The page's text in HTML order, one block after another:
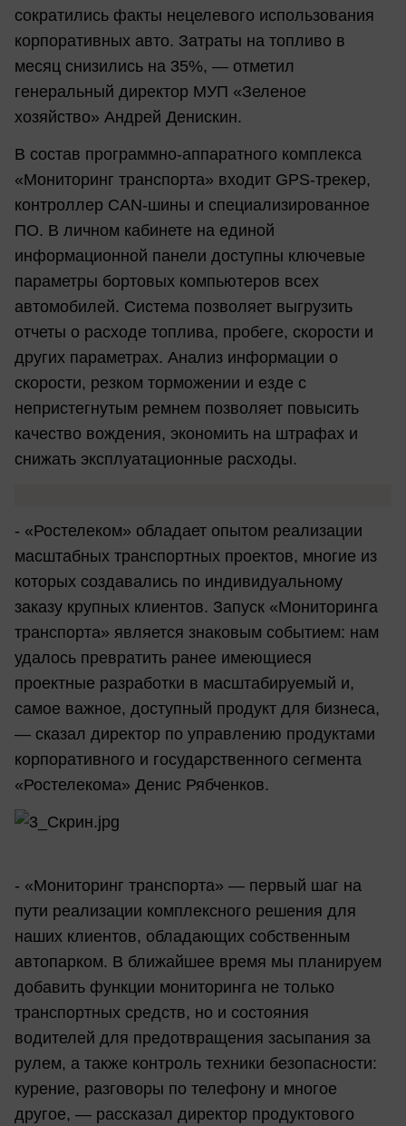
сократились факты нецелевого использования
корпоративных авто. Затраты на топливо в
месяц снизились на 35%, — отметил
генеральный директор МУП «Зеленое
хозяйство» Андрей Денискин.
В состав программно-аппаратного комплекса
«Мониторинг транспорта» входит GPS-трекер,
контроллер CAN-шины и специализированное
ПО. В личном кабинете на единой
информационной панели доступны ключевые
параметры бортовых компьютеров всех
автомобилей. Система позволяет выгрузить
отчеты о расходе топлива, пробеге, скорости и
других параметрах. Анализ информации о
скорости, резком торможении и езде с
непристегнутым ремнем позволяет повысить
качество вождения, экономить на штрафах и
снижать эксплуатационные расходы.
- «Ростелеком» обладает опытом реализации
масштабных транспортных проектов, многие из
которых создавались по индивидуальному
заказу крупных клиентов. Запуск «Мониторинга
транспорта» является знаковым событием: нам
удалось превратить ранее имеющиеся
проектные разработки в масштабируемый и,
самое важное, доступный продукт для бизнеса,
— сказал директор по управлению продуктами
корпоративного и государственного сегмента
«Ростелекома» Денис Рябченков.
- «Мониторинг транспорта» — первый шаг на
пути реализации комплексного решения для
наших клиентов, обладающих собственным
автопарком. В ближайшее время мы планируем
добавить функции мониторинга не только
транспортных средств, но и состояния
водителей для предотвращения засыпания за
рулем, а также контроль техники безопасности:
курение, разговоры по телефону и многое
другое, — рассказал директор продуктового